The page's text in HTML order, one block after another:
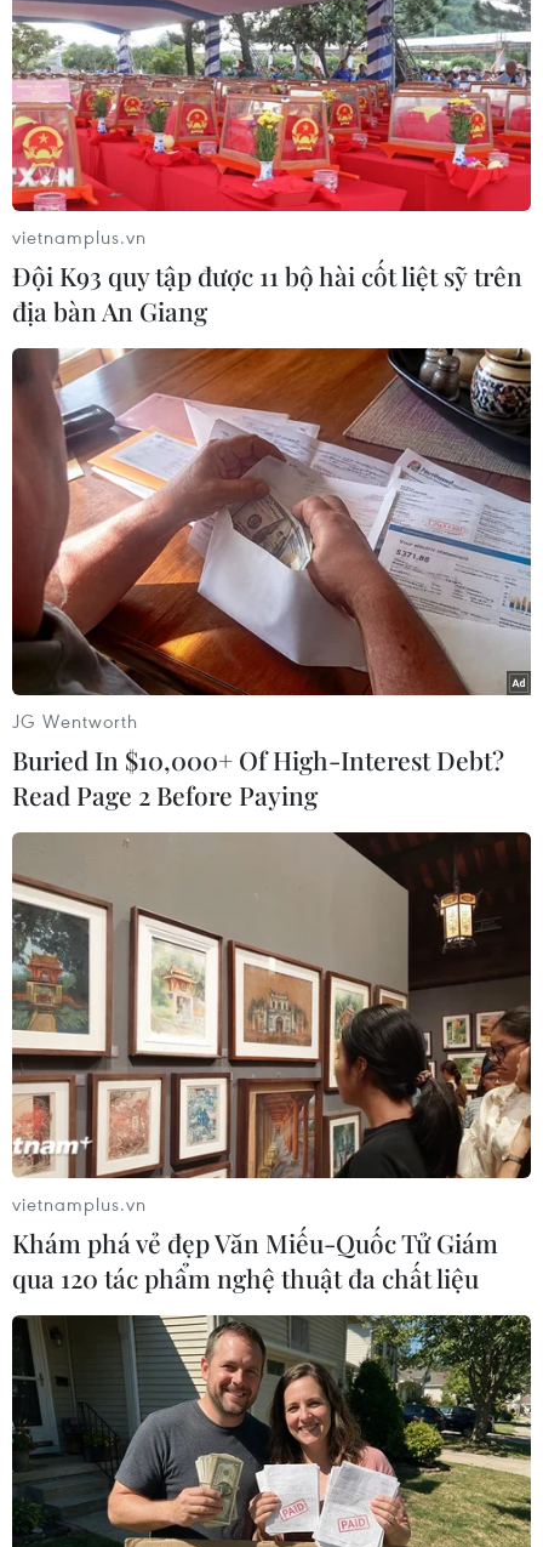
Giây phút thư giãn của George Michael vào năm 1991​ (Nguồn:
mirror)
George Michael biểu diễn cùng​ Paul McCartneyh tại Hyde Park,
London vào năm 2005. (Nguồn: mirror)
George Michael và Kenny Goss vào năm 2008. (Nguồn: Mirror)
vietnamplus.vn
Đội K93 quy tập được 11 bộ hài cốt liệt sỹ trên
địa bàn An Giang
JG Wentworth
Buried In $10,000+ Of High-Interest Debt?
Read Page 2 Before Paying
vietnamplus.vn
Khám phá vẻ đẹp Văn Miếu-Quốc Tử Giám
qua 120 tác phẩm nghệ thuật đa chất liệu